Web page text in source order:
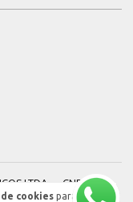
cookies para
LTDA — CNPJ:
reservados.